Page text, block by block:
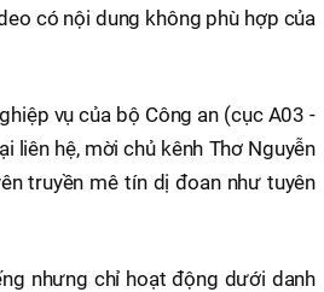
có nội dung không phù hợp của
vụ của bộ Công an (cục A03 -
liên hệ, mời chủ kênh Thơ Nguyễn
truyền mê tín dị đoan như tuyên
nhưng chỉ hoạt động dưới danh